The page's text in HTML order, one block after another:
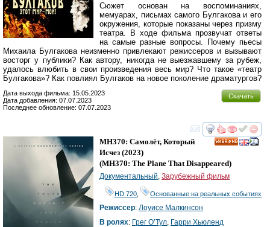
Сюжет основан на воспоминаниях,
мемуарах, письмах самого Булгакова и его
окружения, которые показаны через призму
театра. В ходе фильма прозвучат ответы
на самые разные вопросы. Почему пьесы
Михаила Булгакова неизменно привлекают режиссеров и вызывают
восторг у публики? Как автору, никогда не выезжавшему за рубеж,
удалось влюбить в свои произведения весь мир? Что такое «театр
Булгакова»? Как повлиял Булгаков на новое поколение драматургов?
Скачать
Дата выхода фильма: 15.05.2023
Дата добавления: 07.07.2023
Последнее обновление: 07.07.2023
смотреть
MH370: Самолёт, Который
Исчез (2023)
(MH370: The Plane That Disappeared)
Документальный Зарубежный фильм
HD 720 Основанные на реальных событиях
Режиссер: Лоуисе Малкинсон
В ролях: Грег О’Тул Гарри Хьюленд